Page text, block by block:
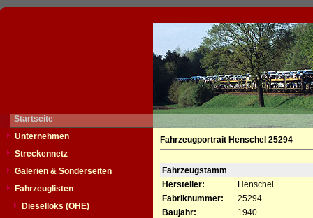
Startseite
Unternehmen
Streckennetz
Galerien & Sonderseiten
Fahrzeuglisten
Dieselloks (OHE)
Fahrzeugportrait Henschel 25294
Fahrzeugstamm
Hersteller:
Henschel
Fabriknummer:
25294
Baujahr:
1940